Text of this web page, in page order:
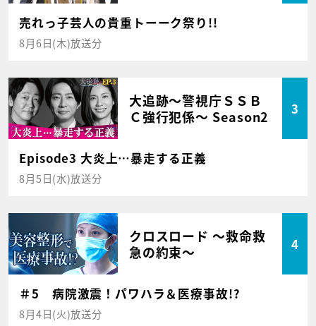
売れっ子芸人の貴重トーーク祭り!!
8月6日(木)放送分
大追跡～警視庁ＳＳＢ
Ｃ強行犯係～ Season2
3
Episode3 大炎上…暴走する正義
8月5日(水)放送分
クロスロード ～救命救
急の約束～
4
＃5 病院激震！パワハラ＆医療事故!?
8月4日(火)放送分